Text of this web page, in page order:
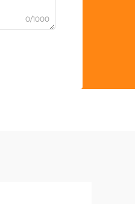
0/1000